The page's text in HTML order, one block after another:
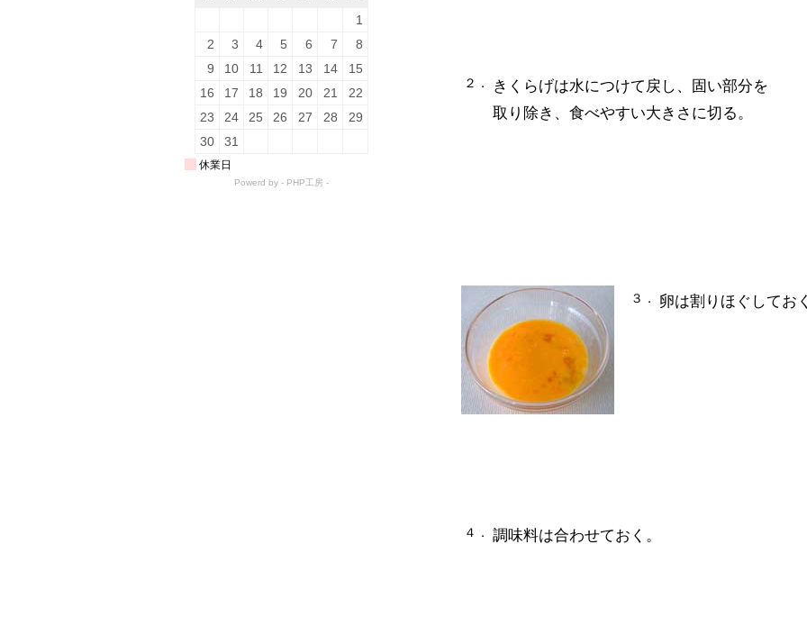
２．
きくらげは水につけて戻し、固い部分を
取り除き、食べやすい大きさに切る。
３． 卵は割りほぐしてお
４． 調味料は合わせておく。